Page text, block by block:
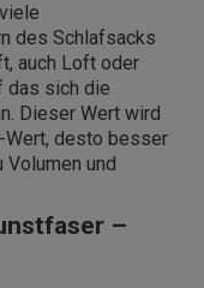
des Schlafsacks
auch Loft oder
das sich die
Dieser Wert wird
Wert, desto besser
und
–